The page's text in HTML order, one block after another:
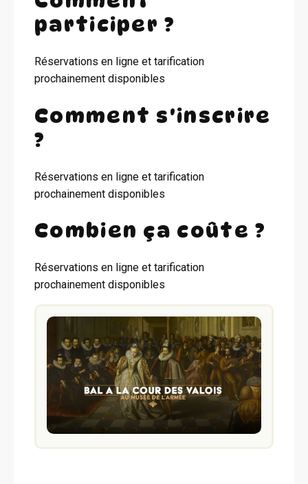
participer ?
Réservations en ligne et tarification
prochainement disponibles
Comment s'inscrire
?
Réservations en ligne et tarification
prochainement disponibles
Combien ça coûte ?
Réservations en ligne et tarification
prochainement disponibles